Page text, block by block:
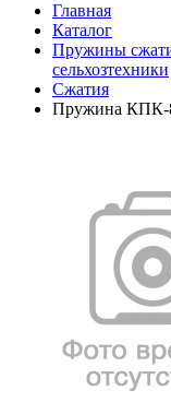
Главная
Каталог
Пружины
сельхозтехники
Сжатия
Пружина КПК-